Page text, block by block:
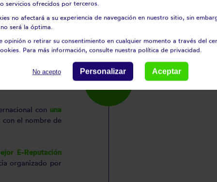
de Orode la
Franquiciador.
con una
con el nombre de
E-Reputación
organizado por
2022
servicios ofrecidos por terceros.
no afectará a su experiencia de navegación en nuestro sitio, sin
será la óptima.
opinión o retirar su consentimiento en cualquier momento a través del
Para más información, consulte nuestra política de privacidad.
No acepto Personalizar Aceptar